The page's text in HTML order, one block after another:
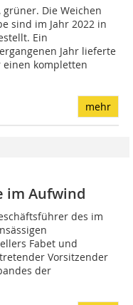
Die Weichen
sind im Jahr 2022 in
Ein
Jahr lieferte
kompletten
mehr
im Aufwind
des im
Fabet und
Vorsitzender
der